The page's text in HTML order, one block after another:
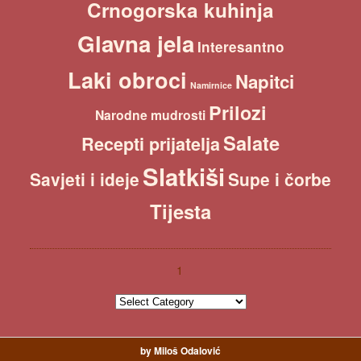
Crnogorska kuhinja
Glavna jela Interesantno
Laki obroci Namirnice Napitci
Narodne mudrosti Prilozi
Recepti prijateljaSalate
Savjeti i ideje Slatkiši Supe i čorbe
Tijesta
1
by Miloš Odalović